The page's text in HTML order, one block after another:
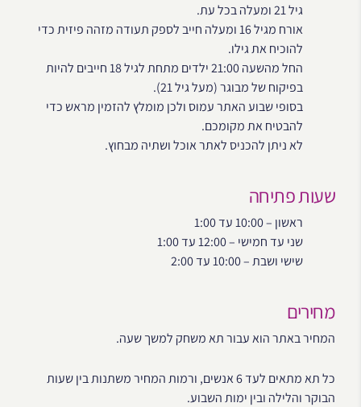
גיל 21 ומעלה בכל עת.
אורח מגיל 16 ומעלה חייב לספק תעודה מזהה פיזית כדי
להוכיח את גילו.
החל מהשעה 21:00 ילדים מתחת לגיל 18 חייבים להיות
בפיקוח של מבוגר (מעל גיל 21).
בסופי שבוע האתר עמוס ולכן מומלץ להזמין מראש כדי
להבטיח את מקומכם.
לא ניתן להכניס לאתר אוכל ושתיה מבחוץ.
שעות פתיחה
ראשון – 10:00 עד 1:00
שני עד חמישי – 12:00 עד 1:00
שישי ושבת – 10:00 עד 2:00
מחירים
המחיר באתר הוא עבור תא משחק למשך שעה.
כל תא מתאים לעד 6 אנשים, ורמות המחיר משתנות בין שעות
הבוקר והלילה ובין ימות השבוע.